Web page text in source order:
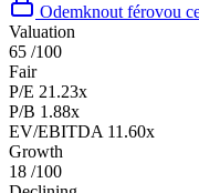
Odemknout férovou
Valuation
65 /100
Fair
P/E 21.23x
P/B 1.88x
EV/EBITDA 11.60x
Growth
18 /100